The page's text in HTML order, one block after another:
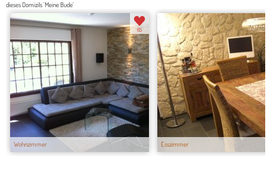
dieses Domizils 'Meine Bude'
Wohnzimmer
65
Esszimmer